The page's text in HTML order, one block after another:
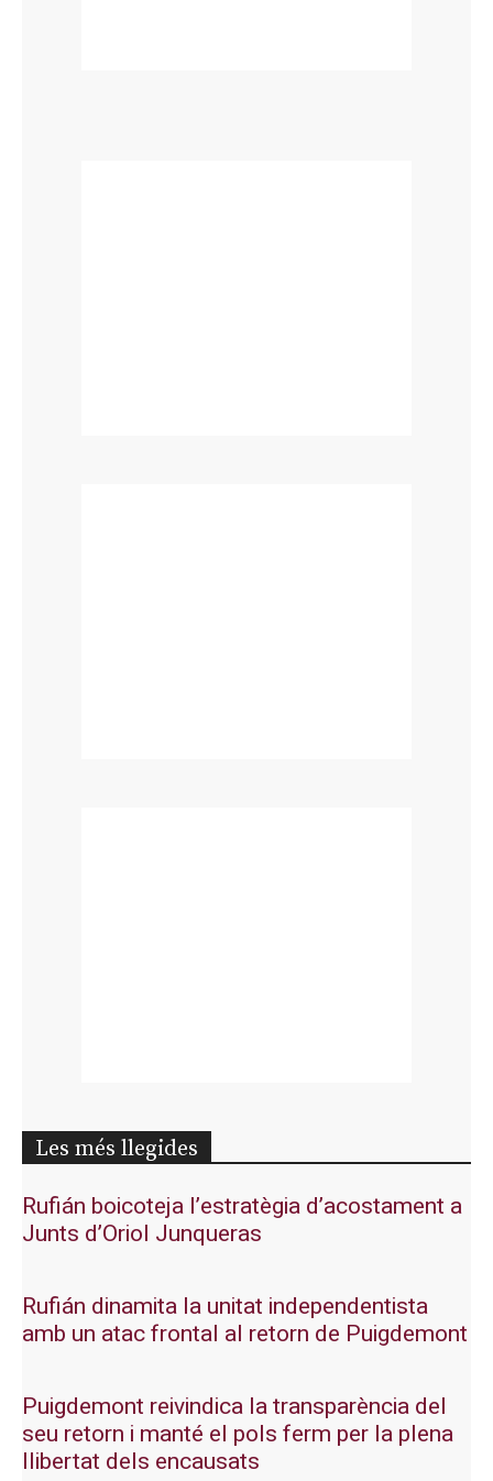
Les més llegides
Rufián boicoteja l’estratègia d’acostament a
Junts d’Oriol Junqueras
Rufián dinamita la unitat independentista
amb un atac frontal al retorn de Puigdemont
Puigdemont reivindica la transparència del
seu retorn i manté el pols ferm per la plena
llibertat dels encausats